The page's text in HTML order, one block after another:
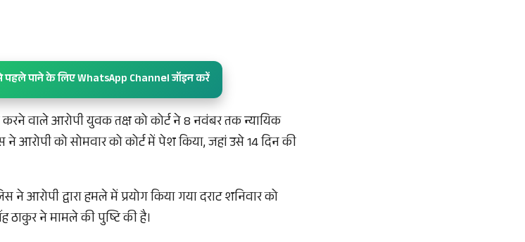
पाने के लिए WhatsApp Channel जॉइन करें
वाले आरोपी युवक तक्ष को कोर्ट ने 8 नवंबर तक न्यायिक
को सोमवार को कोर्ट में पेश किया, जहां उसे 14 दिन की
आरोपी द्वारा हमले में प्रयोग किया गया दराट शनिवार को
ठाकुर ने मामले की पुष्टि की है।